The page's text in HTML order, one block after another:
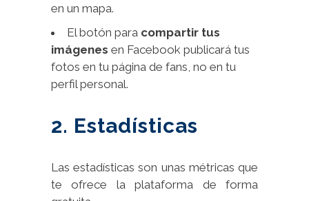
en un mapa.
El botón para compartir tus
imágenes en Facebook publicará tus
fotos en tu página de fans, no en tu
perfil personal.
2. Estadísticas
Las estadísticas son unas métricas que
te ofrece la plataforma de forma